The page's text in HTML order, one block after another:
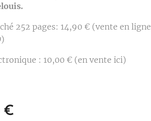
252 pages: 14,90 € (vente en ligne
: 10,00 € (en vente ici)
€